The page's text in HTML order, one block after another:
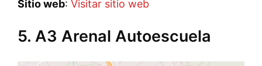
Sitio web: Visitar sitio web
5. A3 Arenal Autoescuela